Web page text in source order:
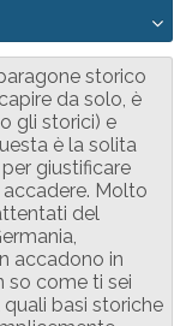
storico
da solo, è
gli storici) e
è la solita
giustificare
Molto
del
accadono in
so come ti sei
basi storiche